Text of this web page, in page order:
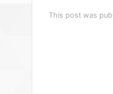
This post was